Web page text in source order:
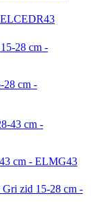
ELCEDR43
28 cm -
cm - ELMG43